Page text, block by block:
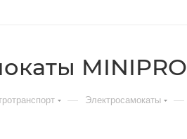
MINIPRO
— Электросамокаты —